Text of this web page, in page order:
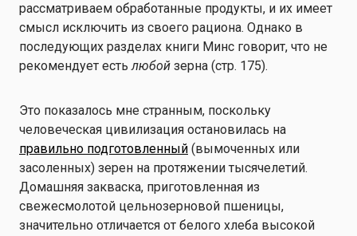
рассматриваем обработанные продукты, и их имеет
смысл исключить из своего рациона. Однако в
последующих разделах книги Минс говорит, что не
рекомендует естьлюбой зерна (стр. 175).
Это показалось мне странным, поскольку
человеческая цивилизация остановилась на
правильно подготовленный (вымоченных или
засоленных) зерен на протяжении тысячелетий.
Домашняя закваска, приготовленная из
свежесмолотой цельнозерновой пшеницы,
значительно отличается от белого хлеба высокой